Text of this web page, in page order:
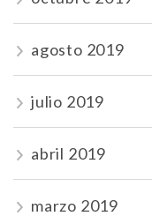
agosto 2019
julio 2019
abril 2019
marzo 2019